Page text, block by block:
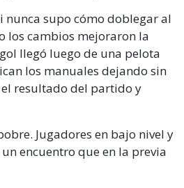
nunca supo cómo doblegar al
los cambios mejoraron la
llegó luego de una pelota
los manuales dejando sin
el resultado del partido y
Jugadores en bajo nivel y
encuentro que en la previa